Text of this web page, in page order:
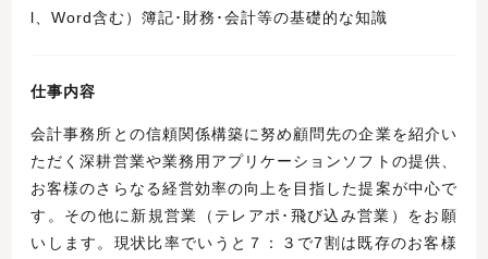
l、Word含む）簿記･財務･会計等の基礎的な知識
仕事内容
会計事務所との信頼関係構築に努め顧問先の企業を紹介い
ただく深耕営業や業務用アプリケーションソフトの提供、
お客様のさらなる経営効率の向上を目指した提案が中心で
す。その他に新規営業（テレアポ･飛び込み営業）をお願
いします。現状比率でいうと７：３で7割は既存のお客様